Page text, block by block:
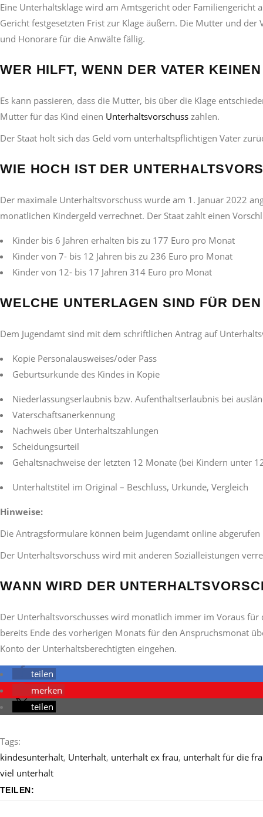
Eine Unterhaltsklage wird am Amtsgericht oder
Gericht festgesetzten Frist zur Klage äußern. Die Mutter und
und Honorare für die Anwälte fällig.
WER HILFT, WENN DER VATER
Es kann passieren, dass die Mutter, bis über die Klage
Mutter für das Kind einen Unterhaltsvorschuss zahlen.
Der Staat holt sich das Geld vom unterhaltspflichtigen Vater
WIE HOCH IST DER
Der maximale Unterhaltsvorschuss wurde am 1. Januar 2022
monatlichen Kindergeld verrechnet. Der Staat zahlt einen
Kinder bis 6 Jahren erhalten bis zu 177 Euro pro Monat
Kinder von 7- bis 12 Jahren bis zu 236 Euro pro Monat
Kinder von 12- bis 17 Jahren 314 Euro pro Monat
WELCHE UNTERLAGEN SIND FÜR
Dem Jugendamt sind mit dem schriftlichen Antrag auf
Kopie Personalausweises/oder Pass
Geburtsurkunde des Kindes in Kopie
Niederlassungserlaubnis bzw. Aufenthaltserlaubnis bei
Vaterschaftsanerkennung
Nachweis über Unterhaltszahlungen
Scheidungsurteil
Gehaltsnachweise der letzten 12 Monate (bei Kindern unter
Unterhaltstitel im Original – Beschluss, Urkunde, Vergleich
Hinweise:
Die Antragsformulare können beim Jugendamt online
Der Unterhaltsvorschuss wird mit anderen Sozialleistungen
WANN WIRD DER
Der Unterhaltsvorschusses wird monatlich immer im Voraus
bereits Ende des vorherigen Monats für den Anspruchsmonat
Konto der Unterhaltsberechtigten eingehen.
teilen
merken
teilen
Tags:
kindesunterhalt, Unterhalt, unterhalt ex frau, unterhalt für die
viel unterhalt
TEILEN: